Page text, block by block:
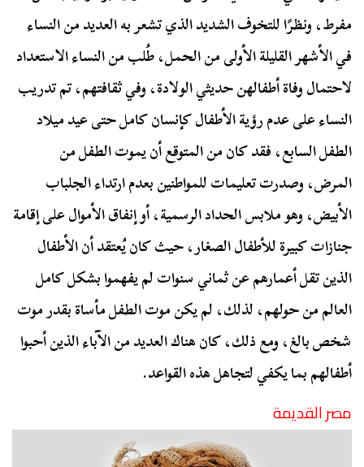
مفرط، ونظرًا للتخوف الشديد الذي تشعر به العديد من النساء
في الأشهر القليلة الأولى من الحمل، طُلب من النساء الاستعداد
لاحتمال وفاة أطفالهن حديثي الولادة، وفي ثقافتهم، تم تدريب
النساء على عدم رؤية الأطفال كإنسان كامل حتى عيد ميلاد
الطفل السابع، فقد كان من المتوقع أن يموت الطفل من
المرض، وصدرت تعليمات للمواطنين بعدم ارتداء الجلباب
الأبيض، وهو ملابس الحداد الرسمية، أو إنفاق الأموال على إقامة
جنازات كبيرة للأطفال الصغار، حيث كان يُعتقد أن الأطفال
الذين تقل أعمارهم عن ثماني سنوات لم يفهموا بشكل كامل
العالم من حولهم، لذلك، لم يكن موت الطفل مأساة بقدر موت
شخص بالغ، ومع ذلك، كان هناك العديد من الآباء الذين أحبوا
أطفالهم بما يكفي لتجاهل هذه القواعد.
مصر القديمة